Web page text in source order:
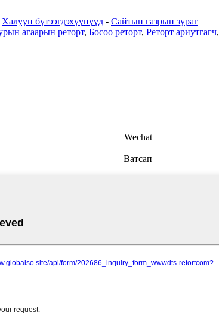
Халуун бүтээгдэхүүнүүд - Сайтын газрын зураг
агаарын реторт, Босоо реторт, Реторт ариутгагч,
Wechat
Ватсап